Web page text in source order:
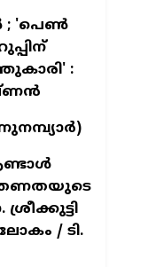
; 'പെൺ
:
/ ടി.